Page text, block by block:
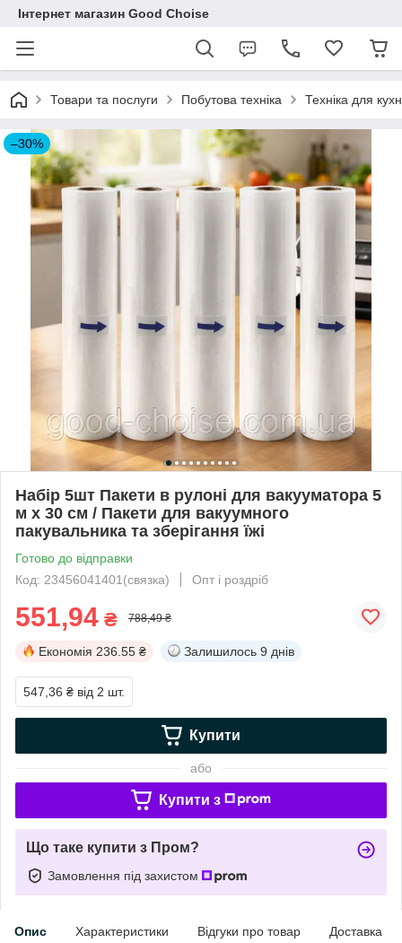
Інтернет магазин Good Choise
Товари та послуги Побутова техніка Техніка для
–30%
Набір 5шт Пакети в рулоні для вакууматора 5
м х 30 см / Пакети для вакуумного
пакувальника та зберігання їжі
Готово до відправки
Код: 23456041401(связка)
Опт і роздріб
551,94 ₴ 788,49 ₴
Економія 236.55 ₴ Залишилось 9 днів
547,36 ₴ від 2 шт.
Купити
або
Купити з
Що таке купити з Пром?
Замовлення під захистом
Опис Характеристики Відгуки про товар Доставка